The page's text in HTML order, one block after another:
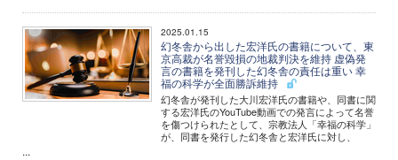
2025.01.15
幻冬舎から出した宏洋氏の書籍について、東
京高裁が名誉毀損の地裁判決を維持 虚偽発
言の書籍を発刊した幻冬舎の責任は重い 幸
福の科学が全面勝訴維持
幻冬舎が発刊した大川宏洋氏の書籍や、同書に関
する宏洋氏のYouTube動画での発言によって名誉
を傷つけられたとして、宗教法人「幸福の科学」
が、同書を発行した幻冬舎と宏洋氏に対し、
...